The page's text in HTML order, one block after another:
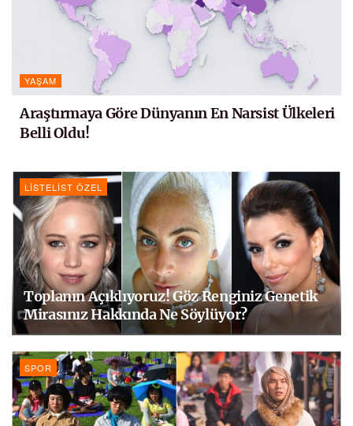
YAŞAM
Araştırmaya Göre Dünyanın En Narsist Ülkeleri
Belli Oldu!
LISTELIST ÖZEL
Toplanın Açıklıyoruz! Göz Renginiz Genetik
Mirasınız Hakkında Ne Söylüyor?
SPOR